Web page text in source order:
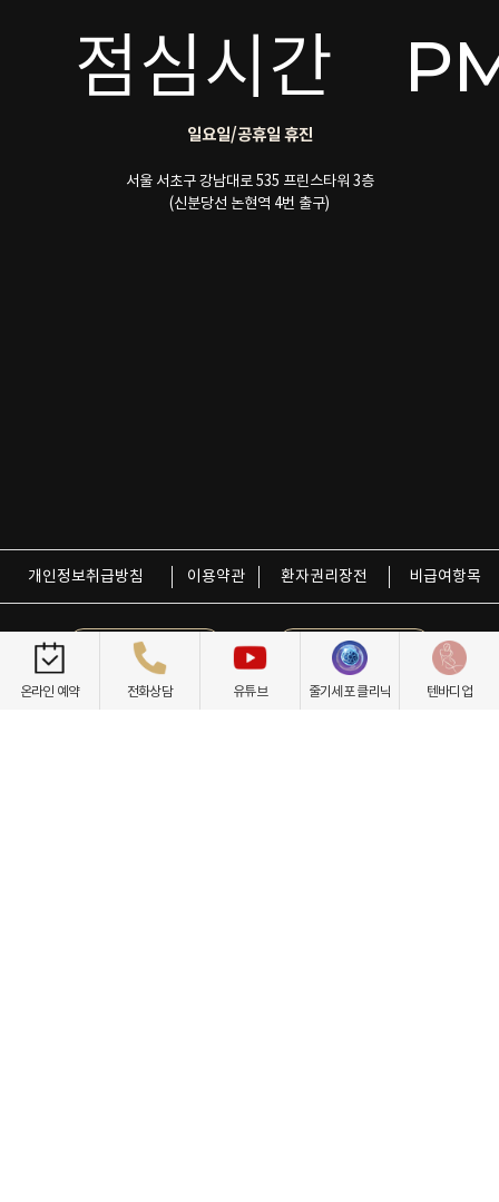
점심시간
일요일/공휴일 휴진
서울 서초구 강남대로 535 프린스타워 3층
(신분당선 논현역 4번 출구)
개인정보취급방침 이용약관 환자권리장전 비급여항목
닥터케빈의원 텐바디업
온라인 예약 전화상담 유튜브 줄기세포 클리닉 텐바디업